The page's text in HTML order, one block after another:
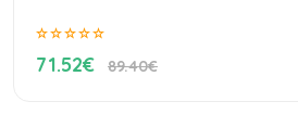
71.52€ 89.40€